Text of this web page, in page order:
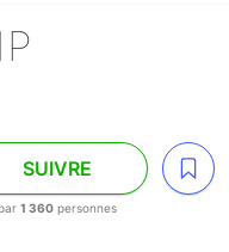
SUIVRE
1 360personnes